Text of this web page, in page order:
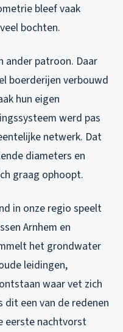
bleef vaak
bochten.
ander patroon. Daar
boerderijen verbouwd
hun eigen
werd pas
netwerk. Dat
diameters en
graag ophoopt.
in onze regio speelt
Arnhem en
het grondwater
leidingen,
waar vet zich
dit een van de redenen
eerste nachtvorst